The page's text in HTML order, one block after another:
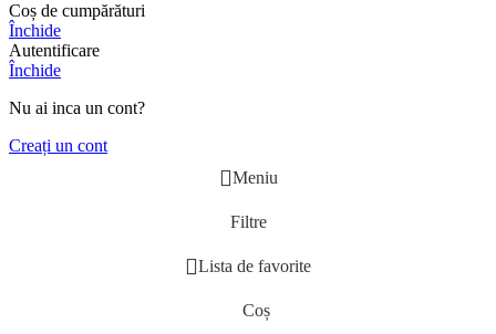
Coș de cumpărături
Închide
Autentificare
Închide
Nu ai inca un cont?
Creați un cont
Meniu
Filtre
Lista de favorite
Coș